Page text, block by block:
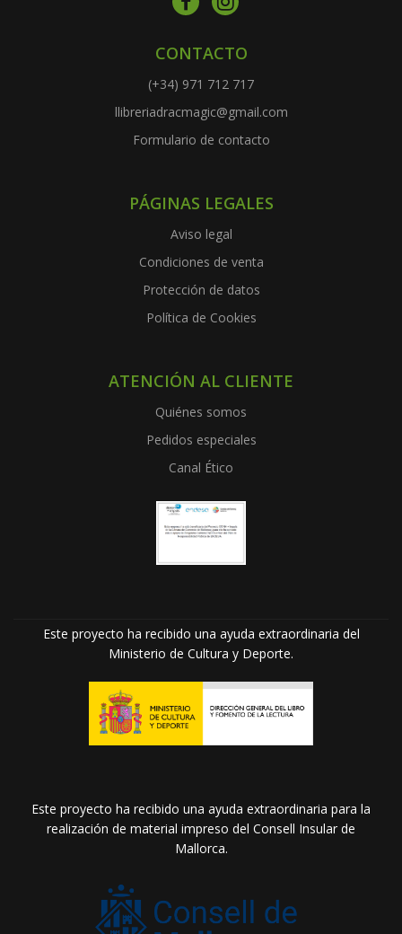
CONTACTO
(+34) 971 712 717
llibreriadracmagic@gmail.com
Formulario de contacto
PÁGINAS LEGALES
Aviso legal
Condiciones de venta
Protección de datos
Política de Cookies
ATENCIÓN AL CLIENTE
Quiénes somos
Pedidos especiales
Canal Ético
Este proyecto ha recibido una ayuda extraordinaria del
Ministerio de Cultura y Deporte.
Este proyecto ha recibido una ayuda extraordinaria para la
realización de material impreso del Consell Insular de
Mallorca.